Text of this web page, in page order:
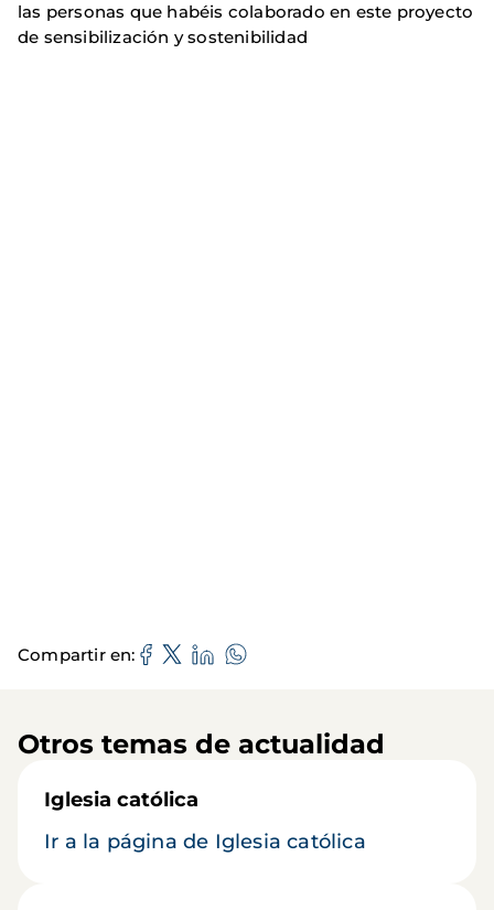
las personas que habéis colaborado en este proyecto
de sensibilización y sostenibilidad
Compartir en
Otros temas de actualidad
Iglesia católica
Ir a la página de Iglesia católica